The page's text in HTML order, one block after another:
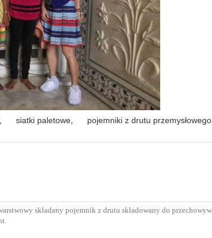
siatki paletowe pojemniki z drutu przemysłowego